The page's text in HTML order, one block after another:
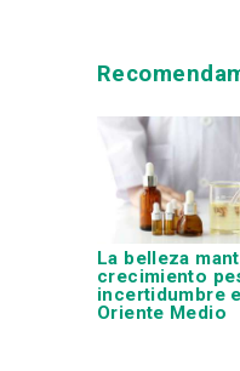
La belleza
crecimiento
incertidumbre
Oriente Medio